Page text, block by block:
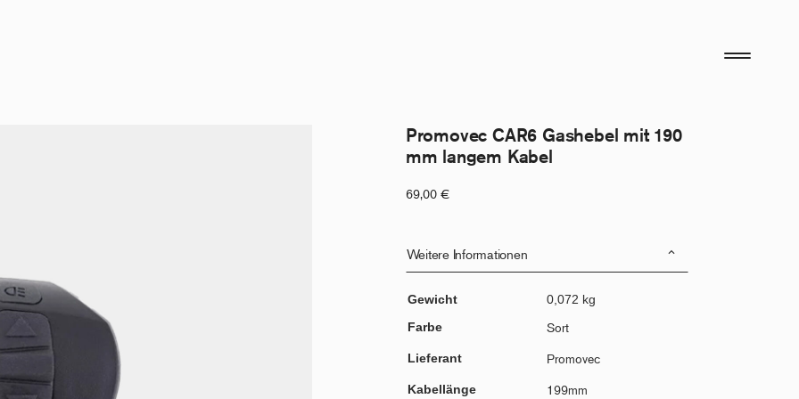
Promovec CAR6 Gashebel mit 190
mm langem Kabel
69,00 €
Weitere Informationen
Gewicht
0,072 kg
Farbe
Sort
Lieferant Promovec
Kabellänge 199mm